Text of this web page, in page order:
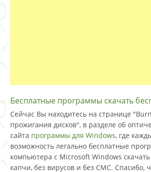
Бесплатные программы скачать
Сейчас Вы находитесь на странице
прожигания дисков", в разделе об
сайта программы для Windows, где
возможность легально бесплатные
компьютера с Microsoft Windows скачать
капчи, без вирусов и без СМС. Спасибо,